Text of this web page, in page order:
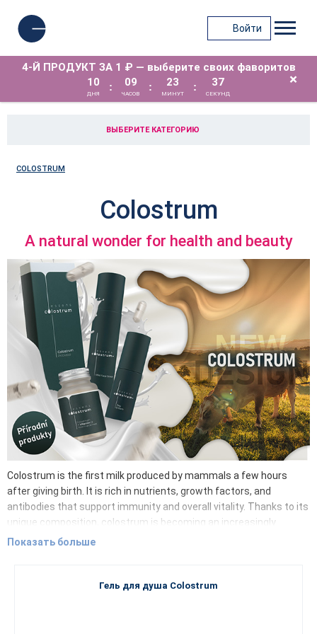
Войти
4-Й ПРОДУКТ ЗА 1 ₽ — выберите своих фаворитов
10
ДНЯ
: 09
ЧАСОВ
: 23
МИНУТ
: 36
СЕКУНД
×
ВЫБЕРИТЕ КАТЕГОРИЮ
COLOSTRUM
Colostrum
A natural wonder for health and beauty
Colostrum is the first milk produced by mammals a few hours
after giving birth. It is rich in nutrients, growth factors, and
antibodies that support immunity and overall vitality. Thanks to its
unique composition, colostrum is becoming an increasingly
popular ingredient in dietary supplements and cosmetic products.
Colostrum contains, in particular:
Показать больше
Гель для душа Colostrum